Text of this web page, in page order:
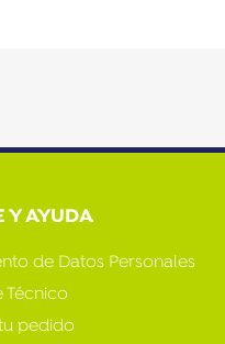
Y AYUDA
de Datos Personales
Técnico
pedido